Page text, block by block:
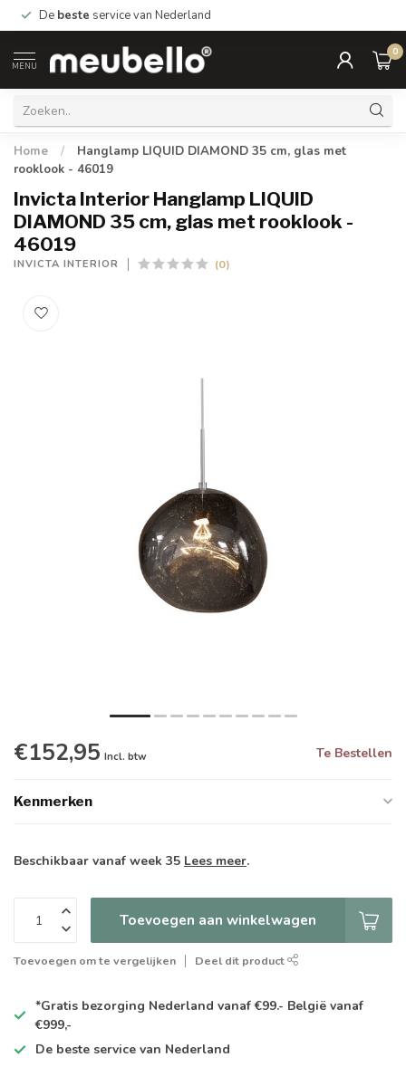
De beste service van Nederland
MENU
0
Home /
Hanglamp LIQUID DIAMOND 35 cm, glas met
rooklook - 46019
Invicta Interior Hanglamp LIQUID
DIAMOND 35 cm, glas met rooklook -
46019
INVICTA INTERIOR (0)
€152,95 Incl. btw Te Bestellen
Kenmerken
Beschikbaar vanaf week 35 Lees meer.
Toevoegen aan winkelwagen
Toevoegen om te vergelijken Deel dit product
*Gratis bezorging Nederland vanaf €99.- België vanaf
€999,-
De beste service van Nederland